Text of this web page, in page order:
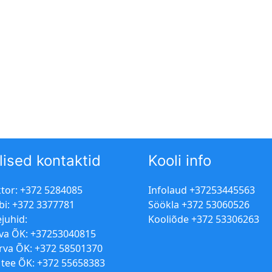
kontaktid
+372 5284085
+372 3377781
ÕK: +37253040815
ÕK: +372 58501370
ÕK: +372 55658383
Kooli info
Infolaud +37253445563
Söökla +372 53060526
Kooliõde +372 53306263